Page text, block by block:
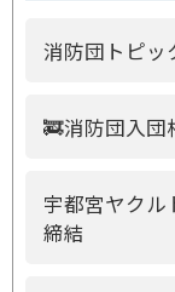
消防団トピッ
🚒消防団入団
宇都宮ヤクル
締結